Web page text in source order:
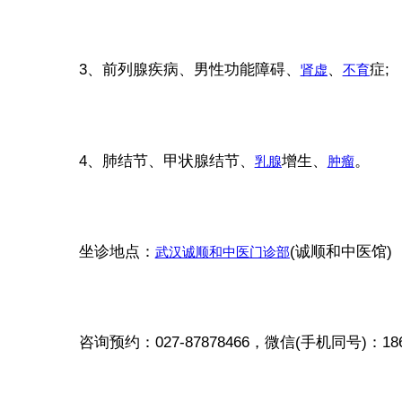
3、前列腺疾病、男性功能障碍、 肾虚、 不育症;
4、肺结节、甲状腺结节、 乳腺增生、 肿瘤。
坐诊地点： 武汉诚顺和中医门诊部(诚顺和中医馆)
咨询预约：027-87878466，微信(手机同号)：